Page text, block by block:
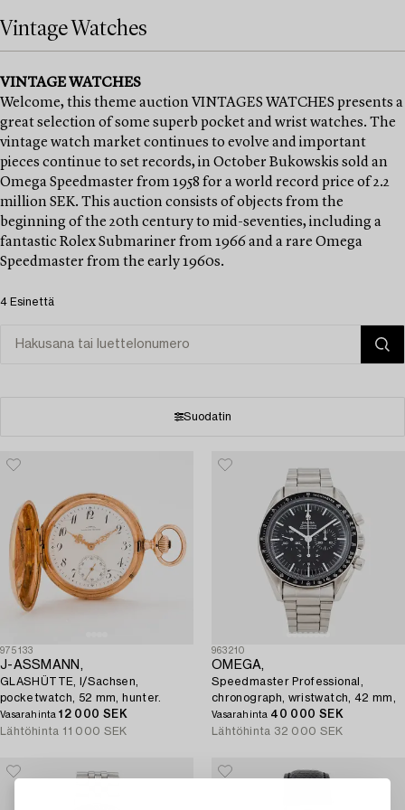
Vintage Watches
VINTAGE WATCHES
Welcome, this theme auction VINTAGES WATCHES presents a
great selection of some superb pocket and wrist watches. The
vintage watch market continues to evolve and important
pieces continue to set records, in October Bukowskis sold an
Omega Speedmaster from 1958 for a world record price of 2.2
million SEK. This auction consists of objects from the
beginning of the 20th century to mid-seventies, including a
fantastic Rolex Submariner from 1966 and a rare Omega
Speedmaster from the early 1960s.
4 Esinettä
Suodatin
975133
J-ASSMANN,
GLASHÜTTE, I/Sachsen,
pocketwatch, 52 mm, hunter.
Vasarahinta12 000 SEK
Lähtöhinta 11 000 SEK
963210
OMEGA,
Speedmaster Professional,
chronograph, wristwatch, 42 mm,
Vasarahinta 40 000 SEK
Lähtöhinta 32 000 SEK